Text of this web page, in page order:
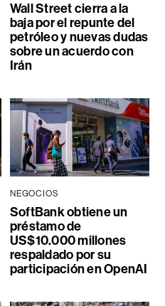
Wall Street cierra a la
baja por el repunte del
petróleo y nuevas dudas
sobre un acuerdo con
Irán
NEGOCIOS
SoftBank obtiene un
préstamo de
US$10.000 millones
respaldado por su
participación en OpenAI